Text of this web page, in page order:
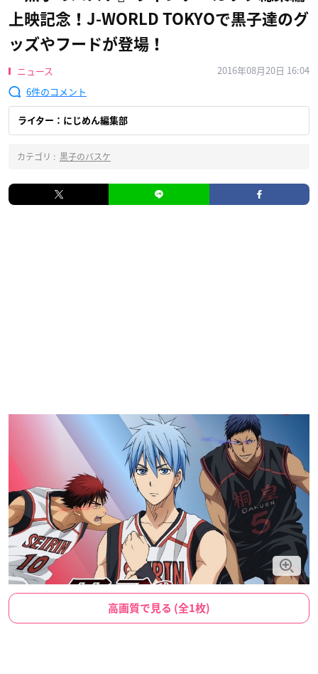
上映記念！J-WORLD TOKYOで黒子達のグ
ッズやフードが登場！
ニュース
2016年08月20日 16:04
6
ライター：にじめん編集部
カテゴリ : 黒子のバスケ
高画質で見る (全1枚)